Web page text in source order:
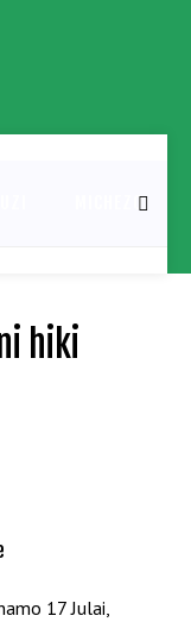
MICHEZO
hiki
17 Julai,